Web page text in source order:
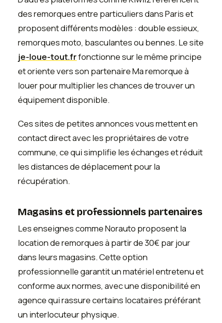
des remorques entre particuliers dans Paris et
proposent différents modèles : double essieux,
remorques moto, basculantes ou bennes. Le site
je-loue-tout.frfonctionne sur le même principe
et oriente vers son partenaire Ma remorque à
louer pour multiplier les chances de trouver un
équipement disponible.
Ces sites de petites annonces vous mettent en
contact direct avec les propriétaires de votre
commune, ce qui simplifie les échanges et réduit
les distances de déplacement pour la
récupération.
Magasins et professionnels partenaires
Les enseignes comme Norauto proposent la
location de remorques à partir de 30€ par jour
dans leurs magasins. Cette option
professionnelle garantit un matériel entretenu et
conforme aux normes, avec une disponibilité en
agence qui rassure certains locataires préférant
un interlocuteur physique.